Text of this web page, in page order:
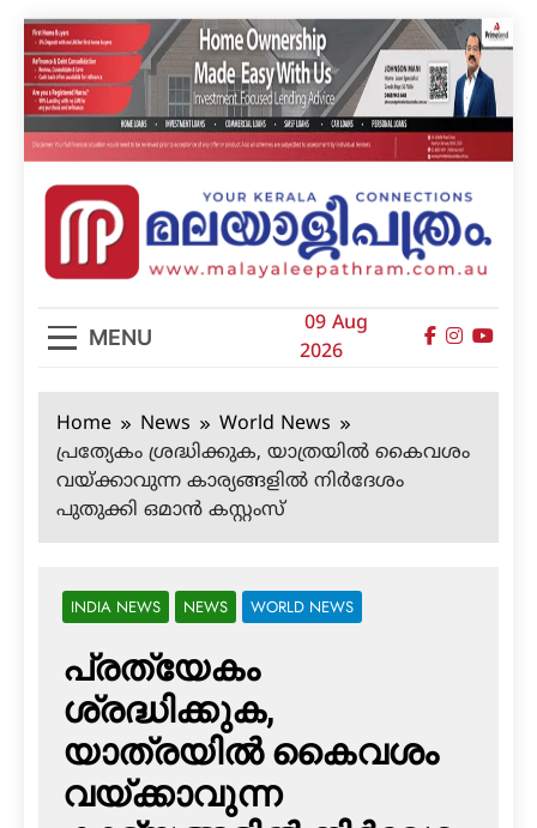
Skip
to
content
മലയാളിപത്രം
MENU
09 Aug
2026
Home News
World News
പ്രത്യേകം ശ്രദ്ധിക്കുക, യാത്രയില്‍ കൈവശം
വയ്ക്കാവുന്ന കാര്യങ്ങളില്‍ നിര്‍ദേശം
പുതുക്കി ഒമാന്‍ കസ്റ്റംസ്
INDIA NEWS NEWS WORLD NEWS
പ്രത്യേകം
ശ്രദ്ധിക്കുക,
യാത്രയില്‍ കൈവശം
വയ്ക്കാവുന്ന